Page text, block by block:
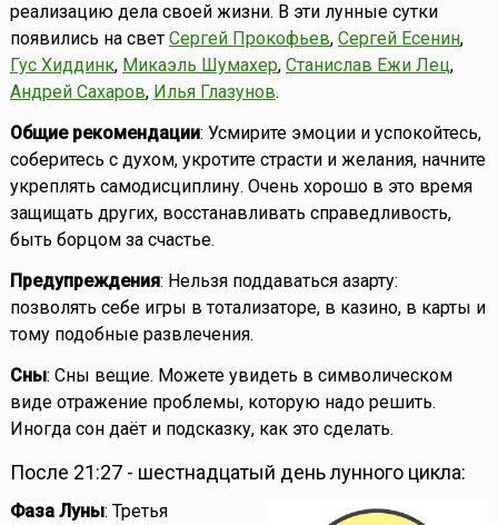
реализацию дела своей жизни. В эти лунные сутки
появились на свет Сергей Прокофьев, Сергей Есенин,
Гус Хиддинк, Микаэль Шумахер, Станислав Ежи Лец,
Андрей Сахаров, Илья Глазунов.
Общие рекомендации: Усмирите эмоции и успокойтесь,
соберитесь с духом, укротите страсти и желания, начните
укреплять самодисциплину. Очень хорошо в это время
защищать других, восстанавливать справедливость,
быть борцом за счастье.
Предупреждения: Нельзя поддаваться азарту:
позволять себе игры в тотализаторе, в казино, в карты и
тому подобные развлечения.
Сны: Сны вещие. Можете увидеть в символическом
виде отражение проблемы, которую надо решить.
Иногда сон даёт и подсказку, как это сделать.
После 21:27 - шестнадцатый день лунного цикла:
Фаза Луны: Третья